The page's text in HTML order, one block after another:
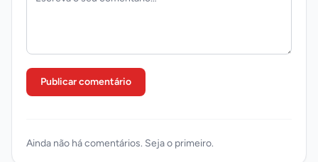
Publicar comentário
Ainda não há comentários. Seja o primeiro.